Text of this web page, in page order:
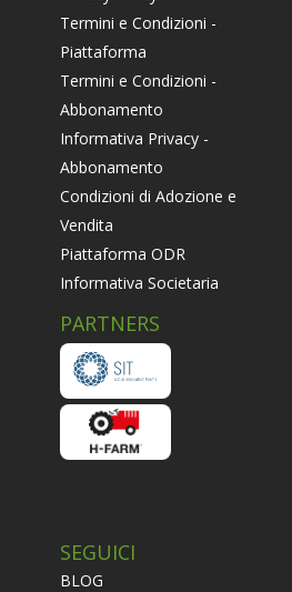
Termini e Condizioni -
Piattaforma
Termini e Condizioni -
Abbonamento
Informativa Privacy -
Abbonamento
Condizioni di Adozione e
Vendita
Piattaforma ODR
Informativa Societaria
PARTNERS
SEGUICI
BLOG